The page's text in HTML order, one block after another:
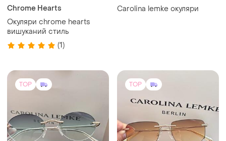
Chrome Hearts
Окуляри chrome hearts
вишуканий стиль
(1)
Carolina lemke окуляри
TOP TOP